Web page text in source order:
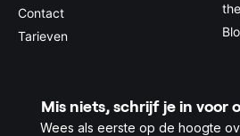
Contact
Tarieven
Mis niets, schrijf je in voor
Wees als eerste op de hoogte